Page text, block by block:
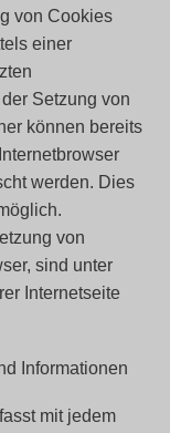
von Cookies
einer
Setzung von
können bereits
werden. Dies
von
sind unter
Internetseite
Informationen
mit jedem